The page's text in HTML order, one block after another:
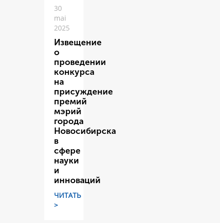
30
mai
2025
Извещение
о
проведении
конкурса
на
присуждение
премий
мэрий
города
Новосибирска
в
сфере
науки
и
инноваций
ЧИТАТЬ
>